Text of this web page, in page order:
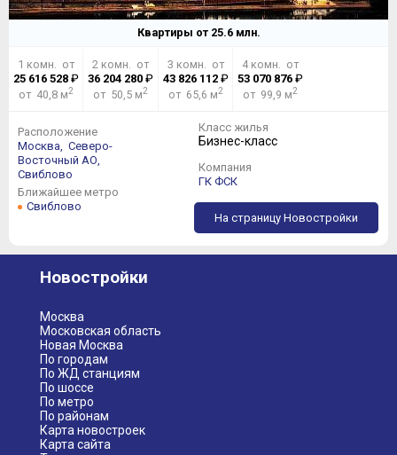
Квартиры от 25.6млн.
1 комн. от
25 616 528₽
от 40,8 м2
2 комн. от
36 204 280 ₽
от 50,5 м2
3 комн. от
43 826 112₽
от 65,6 м2
4 комн. от
53 070 876 ₽
от 99,9 м2
Расположение
Москва,
Северо-
Восточный АО,
Свиблово
Ближайшее метро
Свиблово
Класс жилья
Бизнес-класс
Компания
ГК ФСК
На страницу Новостройки
Новостройки
Москва
Московская область
Новая Москва
По городам
По ЖД станциям
По шоссе
По метро
По районам
Карта новостроек
Карта сайта